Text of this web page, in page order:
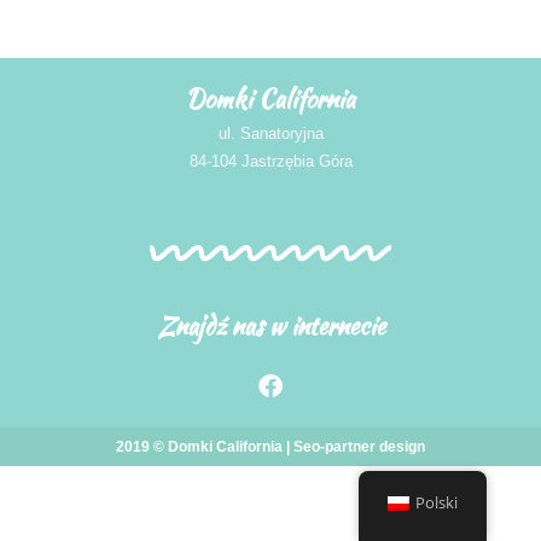
Domki California
ul. Sanatoryjna
84-104 Jastrzębia Góra
Znajdź nas w internecie
2019 © Domki California | Seo-partner design
Polski